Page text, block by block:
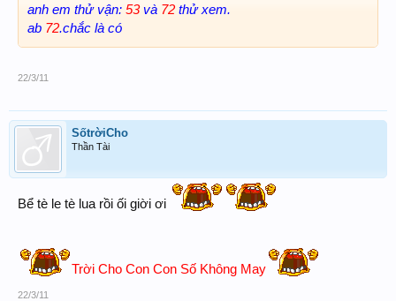
anh em thử vận: 53và 72 thử xem.
ab 72.chắc là có
22/3/11
SốtrờiCho
Thần Tài
Bể tè le tè lua rồi ối giời ơi
Trời Cho Con Con Số Không May
22/3/11